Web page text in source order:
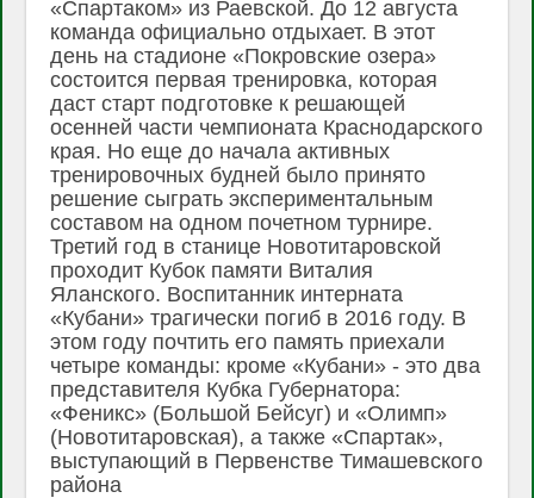
«Спартаком» из Раевской. До 12 августа
команда официально отдыхает. В этот
день на стадионе «Покровские озера»
состоится первая тренировка, которая
даст старт подготовке к решающей
осенней части чемпионата Краснодарского
края. Но еще до начала активных
тренировочных будней было принято
решение сыграть экспериментальным
составом на одном почетном турнире.
Третий год в станице Новотитаровской
проходит Кубок памяти Виталия
Яланского. Воспитанник интерната
«Кубани» трагически погиб в 2016 году. В
этом году почтить его память приехали
четыре команды: кроме «Кубани» - это два
представителя Кубка Губернатора:
«Феникс» (Большой Бейсуг) и «Олимп»
(Новотитаровская), а также «Спартак»,
выступающий в Первенстве Тимашевского
района